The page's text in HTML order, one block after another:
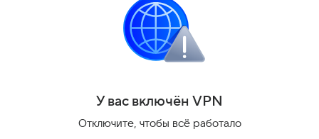
восстановление благоустройства после ремонта
сетей. В этом году энергетики уже привели
в порядок более 100 участков.
Поделиться
У вас включён VPN
Отключите, чтобы всё работало